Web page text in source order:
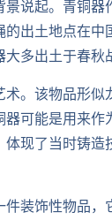
说起。青铜
出土地点在
多出土于春秋
。该物品形
可能是用来
现了当时铸造
装饰性物品